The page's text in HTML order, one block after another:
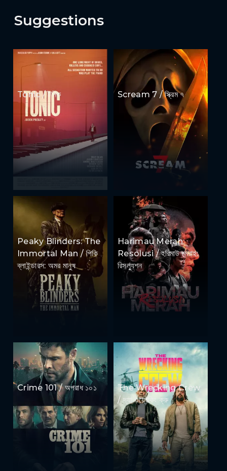
Suggestions
Tonic / টনিক Scream 7 / স্ক্রিম ৭
Peaky Blinders: The
Immortal Man / পিকি
ব্লাইন্ডারস: অমর মানুষ
Harimau Merah:
Resolusi / হরিমাউ মেরাহ:
রিসল্যুশন
Crime 101 / অপরাধ ১০১
The Wrecking Crew
/ দ্যা ওয়্রেকিং ক্রু